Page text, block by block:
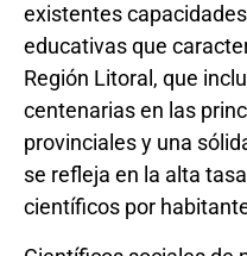
existentes
educativas que
Región Litoral, que
centenarias en las
provinciales y una
se refleja en la alta
científicos por